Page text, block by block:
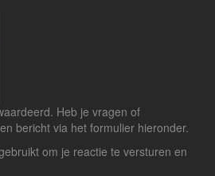
Heb je vragen of
bericht via het formulier hieronder.
om je reactie te versturen en